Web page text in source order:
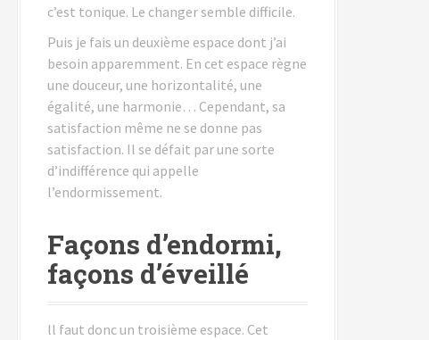
c’est tonique. Le changer semble difficile.
Puis je fais un deuxième espace dont j’ai
besoin apparemment. En cet espace règne
une douceur, une horizontalité, une
égalité, une harmonie… Cependant, sa
satisfaction même ne se donne pas
satisfaction. Il se défait par une sorte
d’indifférence qui appelle
l’endormissement.
Façons d’endormi,
façons d’éveillé
ll faut donc un troisième espace. Cet